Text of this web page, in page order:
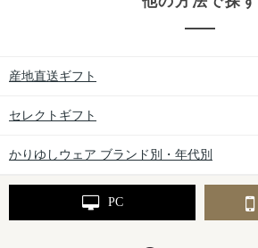
産地直送ギフト
セレクトギフト
かりゆしウェア ブランド別・年代別
PC